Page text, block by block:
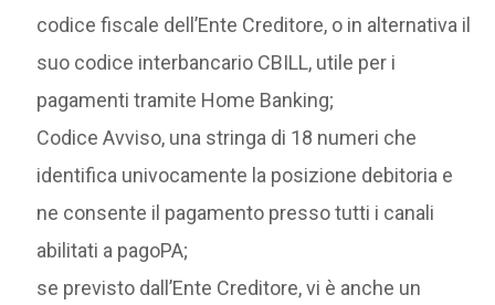
codice fiscale dell’Ente Creditore, o in alternativa il
suo codice interbancario CBILL, utile per i
pagamenti tramite Home Banking;
Codice Avviso, una stringa di 18 numeri che
identifica univocamente la posizione debitoria e
ne consente il pagamento presso tutti i canali
abilitati a pagoPA;
se previsto dall’Ente Creditore, vi è anche un